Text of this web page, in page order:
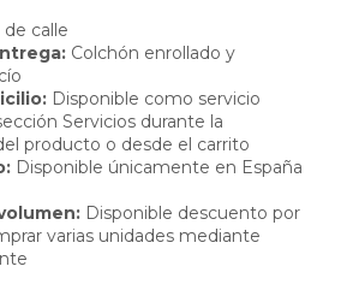
de calle
Colchón enrollado y
Disponible como servicio
Servicios durante la
producto o desde el carrito
Disponible únicamente en España
Disponible descuento por
varias unidades mediante